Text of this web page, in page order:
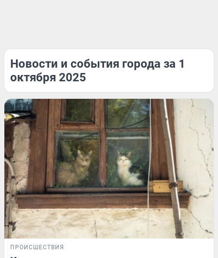
Новости и события города за 1
октября 2025
ПРОИСШЕСТВИЯ